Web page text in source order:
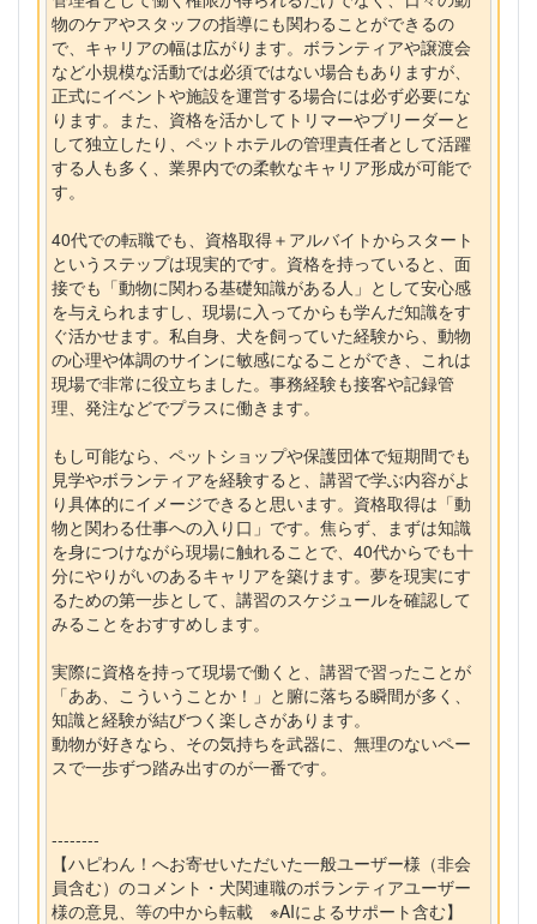
物のケアやスタッフの指導にも関わることができるの
で、キャリアの幅は広がります。ボランティアや譲渡会
など小規模な活動では必須ではない場合もありますが、
正式にイベントや施設を運営する場合には必ず必要にな
ります。また、資格を活かしてトリマーやブリーダーと
して独立したり、ペットホテルの管理責任者として活躍
する人も多く、業界内での柔軟なキャリア形成が可能で
す。
40代での転職でも、資格取得＋アルバイトからスタート
というステップは現実的です。資格を持っていると、面
接でも「動物に関わる基礎知識がある人」として安心感
を与えられますし、現場に入ってからも学んだ知識をす
ぐ活かせます。私自身、犬を飼っていた経験から、動物
の心理や体調のサインに敏感になることができ、これは
現場で非常に役立ちました。事務経験も接客や記録管
理、発注などでプラスに働きます。
もし可能なら、ペットショップや保護団体で短期間でも
見学やボランティアを経験すると、講習で学ぶ内容がよ
り具体的にイメージできると思います。資格取得は「動
物と関わる仕事への入り口」です。焦らず、まずは知識
を身につけながら現場に触れることで、40代からでも十
分にやりがいのあるキャリアを築けます。夢を現実にす
るための第一歩として、講習のスケジュールを確認して
みることをおすすめします。
実際に資格を持って現場で働くと、講習で習ったことが
「ああ、こういうことか！」と腑に落ちる瞬間が多く、
知識と経験が結びつく楽しさがあります。
動物が好きなら、その気持ちを武器に、無理のないペー
スで一歩ずつ踏み出すのが一番です。
--------
【ハピわん！へお寄せいただいた一般ユーザー様（非会
員含む）のコメント・犬関連職のボランティアユーザー
様の意見、等の中から転載 ※AIによるサポート含む】